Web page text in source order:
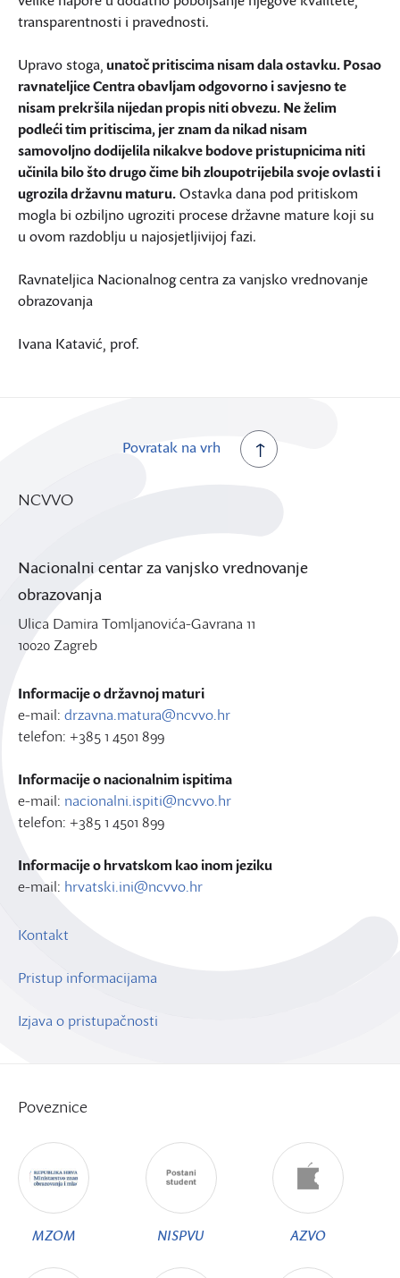
transparentnosti i pravednosti.
Upravo stoga,unatoč pritiscima nisam dala ostavku. Posao
ravnateljice Centra obavljam odgovorno i savjesno te
nisam prekršila nijedan propis niti obvezu. Ne želim
podleći tim pritiscima, jer znam da nikad nisam
samovoljno dodijelila nikakve bodove pristupnicima niti
učinila bilo što drugo čime bih zloupotrijebila svoje ovlasti i
ugrozila državnu maturu.Ostavka dana pod pritiskom
mogla bi ozbiljno ugroziti procese državne mature koji su
u ovom razdoblju u najosjetljivijoj fazi.
Ravnateljica Nacionalnog centra za vanjsko vrednovanje
obrazovanja
Ivana Katavić, prof.
Povratak na vrh
NCVVO
Nacionalni centar za vanjsko vrednovanje
obrazovanja
Ulica Damira Tomljanovića-Gavrana 11
10020 Zagreb
Informacije o državnoj maturi
e-mail: drzavna.matura@ncvvo.hr
telefon: +385 1 4501 899
Informacije o nacionalnim ispitima
e-mail: nacionalni.ispiti@ncvvo.hr
telefon: +385 1 4501 899
Informacije o hrvatskom kao inom jeziku
e-mail: hrvatski.ini@ncvvo.hr
Kontakt
Pristup informacijama
Izjava o pristupačnosti
Poveznice
MZOM NISPVU AZVO